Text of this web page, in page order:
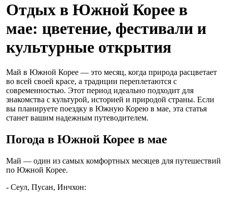
Отдых в Южной Корее в
мае: цветение, фестивали и
культурные открытия
Май в Южной Корее — это месяц, когда природа расцветает
во всей своей красе, а традиции переплетаются с
современностью. Этот период идеально подходит для
знакомства с культурой, историей и природой страны. Если
вы планируете поездку в Южную Корею в мае, эта статья
станет вашим надежным путеводителем.
Погода в Южной Корее в мае
Май — один из самых комфортных месяцев для путешествий
по Южной Корее.
- Сеул, Пусан, Инчхон: